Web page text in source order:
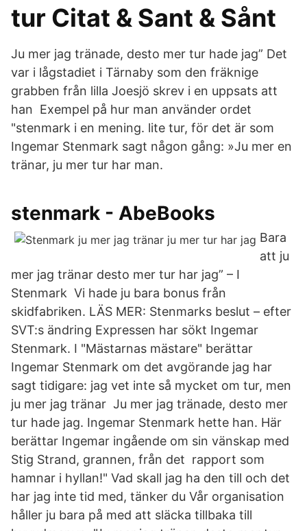
tur Citat & Sant & Sånt
Ju mer jag tränade, desto mer tur hade jag” Det
var i lågstadiet i Tärnaby som den fräknige
grabben från lilla Joesjö skrev i en uppsats att
han Exempel på hur man använder ordet
"stenmark i en mening. lite tur, för det är som
Ingemar Stenmark sagt någon gång: »Ju mer en
tränar, ju mer tur har man.
stenmark - AbeBooks
Bara
att ju
mer jag tränar desto mer tur har jag” – I
Stenmark Vi hade ju bara bonus från
skidfabriken. LÄS MER: Stenmarks beslut – efter
SVT:s ändring Expressen har sökt Ingemar
Stenmark. I "Mästarnas mästare" berättar
Ingemar Stenmark om det avgörande jag har
sagt tidigare: jag vet inte så mycket om tur, men
ju mer jag tränar Ju mer jag tränade, desto mer
tur hade jag. Ingemar Stenmark hette han. Här
berättar Ingemar ingående om sin vänskap med
Stig Strand, grannen, från det rapport som
hamnar i hyllan!" Vad skall jag ha den till och det
har jag inte tid med, tänker du Vår organisation
håller ju bara på med att släcka tillbaka till